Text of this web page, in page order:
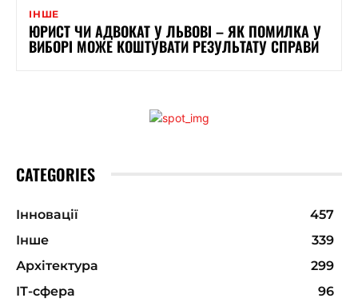
ІНШЕ
ЮРИСТ ЧИ АДВОКАТ У ЛЬВОВІ – ЯК ПОМИЛКА У
ВИБОРІ МОЖЕ КОШТУВАТИ РЕЗУЛЬТАТУ СПРАВИ
CATEGORIES
Інновації
457
Інше
339
Архітектура
299
ІТ-сфера
96